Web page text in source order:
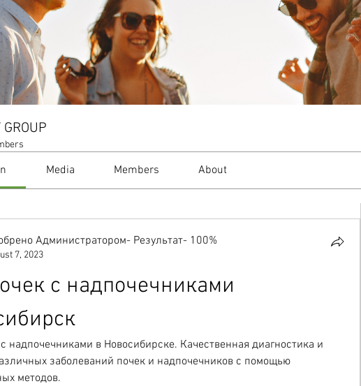
Media Members About
Администратором- Результат- 100%
7, 2023
с надпочечниками
надпочечниками в Новосибирске. Качественная диагностика и
заболеваний почек и надпочечников с помощью
методов.